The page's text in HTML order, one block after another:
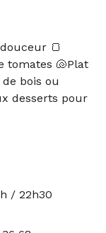
🍞
tomates 🐚Plat
bois ou
desserts pour
/ 22h30